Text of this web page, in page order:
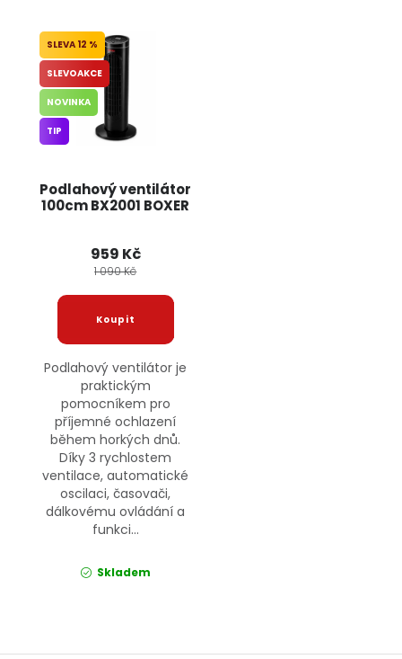
Podlahový ventilátor
100cm BX2001 BOXER
12 %
SLEVOAKCE
NOVINKA
TIP
959 Kč
1 090 Kč
Podlahový ventilátor je
praktickým
pomocníkem pro
příjemné ochlazení
během horkých dnů.
Díky 3 rychlostem
ventilace, automatické
oscilaci, časovači,
dálkovému ovládání a
funkci...
Skladem